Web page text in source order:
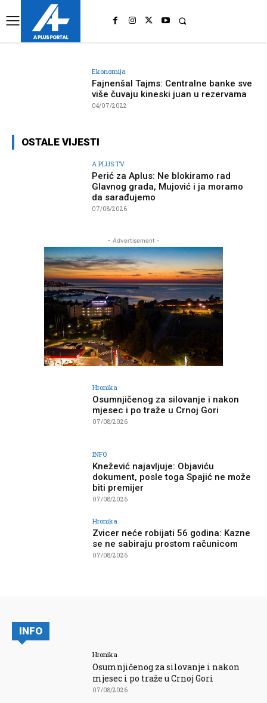
Ekonomija
Fajnenšal Tajms: Centralne banke sve
više čuvaju kineski juan u rezervama
04/07/2022
OSTALE VIJESTI
A PLUS TV
Perić za Aplus: Ne blokiramo rad
Glavnog grada, Mujović i ja moramo
da sarađujemo
07/08/2026
- Advertisement -
Hronika
Osumnjičenog za silovanje i nakon
mjesec i po traže u Crnoj Gori
07/08/2026
INFO
Knežević najavljuje: Objaviću
dokument, posle toga Spajić ne može
biti premijer
07/08/2026
Hronika
Zvicer neće robijati 56 godina: Kazne
se ne sabiraju prostom računicom
07/08/2026
INFO
Hronika
Osumnjičenog za silovanje i nakon
mjesec i po traže u Crnoj Gori
07/08/2026